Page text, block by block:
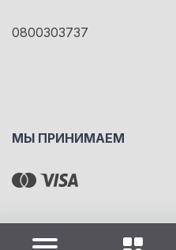
0800303737
МЫ ПРИНИМАЕМ